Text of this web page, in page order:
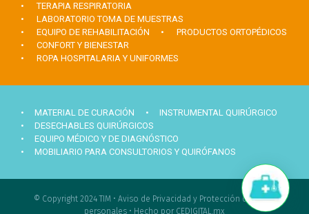
• TERAPIA RESPIRATORIA
• LABORATORIO TOMA DE MUESTRAS
• EQUIPO DE REHABILITACIÓN
• PRODUCTOS ORTOPÉDICOS
• CONFORT Y BIENESTAR
• ROPA HOSPITALARIA Y UNIFORMES
• MATERIAL DE CURACIÓN
• INSTRUMENTAL QUIRÚRGICO
• DESECHABLES QUIRÚRGICOS
• EQUIPO MÉDICO Y DE DIAGNÓSTICO
• MOBILIARIO PARA CONSULTORIOS Y QUIRÓFANOS
© Copyright 2024 TIM • Aviso de Privacidad y Protección de datos
personales • Hecho por CEDIGITAL.mx